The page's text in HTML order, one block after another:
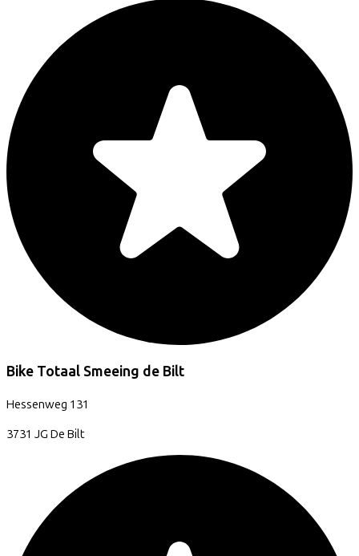
Bike Totaal Smeeing de Bilt
Hessenweg 131
3731 JG De Bilt